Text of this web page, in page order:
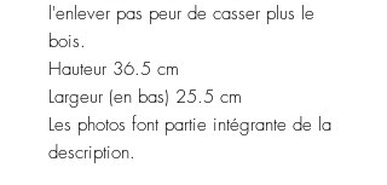
l'enlever pas peur de casser plus le
bois.
Hauteur 36.5 cm
Largeur (en bas) 25.5 cm
Les photos font partie intégrante de la
description.